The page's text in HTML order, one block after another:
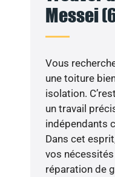
Messei
Vous
une toiture
isolation.
un travail
indépendants
Dans cet
vos nécessités
réparation de